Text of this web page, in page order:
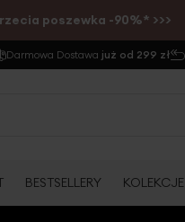
poszewka -90%* >>>
Darmowa Dostawa już od 299 zł
BESTSELLERY KOLEKCJE